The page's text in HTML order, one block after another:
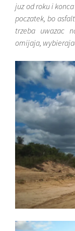
juz od roku i
poczatek, bo
trzeba uwazac
omijaja,